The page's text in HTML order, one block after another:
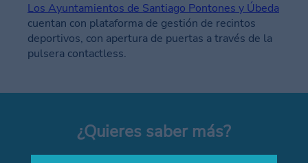
Los Ayuntamientos de Santiago Pontones y Úbeda
cuentan con plataforma de gestión de recintos
deportivos, con apertura de puertas a través de la
pulsera contactless.
¿Quieres saber más?